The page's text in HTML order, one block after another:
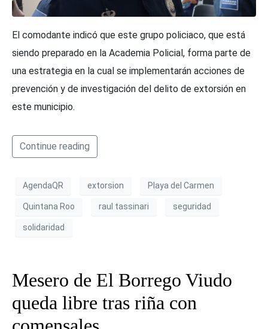
El comodante indicó que este grupo policiaco, que está
siendo preparado en la Academia Policial, forma parte de
una estrategia en la cual se implementarán acciones de
prevención y de investigación del delito de extorsión en
este municipio.
Continue reading
AgendaQR extorsion Playa del Carmen
Quintana Roo raul tassinari seguridad
solidaridad
Mesero de El Borrego Viudo
queda libre tras riña con